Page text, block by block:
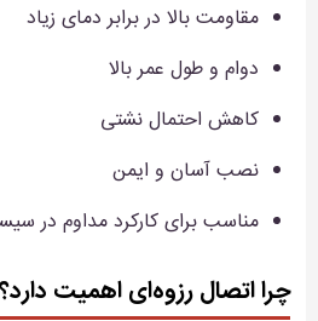
مقاومت بالا در برابر دمای زیاد
دوام و طول عمر بالا
کاهش احتمال نشتی
نصب آسان و ایمن
مناسب برای کارکرد مداوم در
چرا اتصال رزوه‌ای اهمیت دارد؟